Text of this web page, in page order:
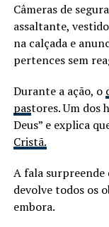
Câmeras de
assaltante,
na calçada e
pertences sem
Durante a ação, o
pastores. Um dos
Deus” e explica
Cristã.
A fala surpreende
devolve todos os
embora.